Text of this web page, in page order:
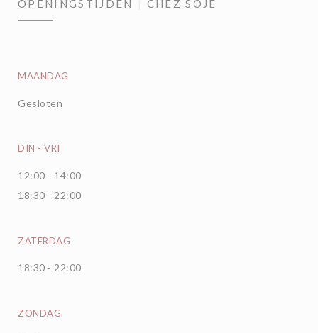
OPENINGSTIJDEN CHEZ SOJE
MAANDAG
Gesloten
DIN - VRI
12:00 - 14:00
18:30 - 22:00
ZATERDAG
18:30 - 22:00
ZONDAG